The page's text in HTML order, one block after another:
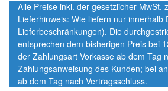
Alle Preise inkl. der gesetzlicher MwSt.
Lieferhinweis: Wie liefern nur innerhalb
Lieferbeschränkungen). Die
entsprechen dem bisherigen Preis bei
der Zahlungsart Vorkasse ab dem Tag
Zahlungsanweisung des Kunden; bei
ab dem Tag nach Vertragsschluss.